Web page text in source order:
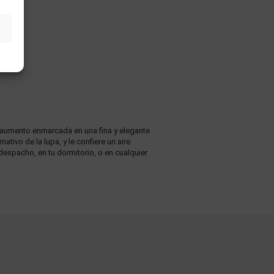
enmarcada en una fina y elegante
de la lupa, y le confiere un aire
en tu dormitorio, o en cualquier